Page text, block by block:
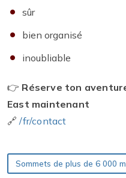
sûr
bien organisé
inoubliable
👉 Réserve ton
East maintenant
🔗 /fr/contact
Sommets de plus de 6 000